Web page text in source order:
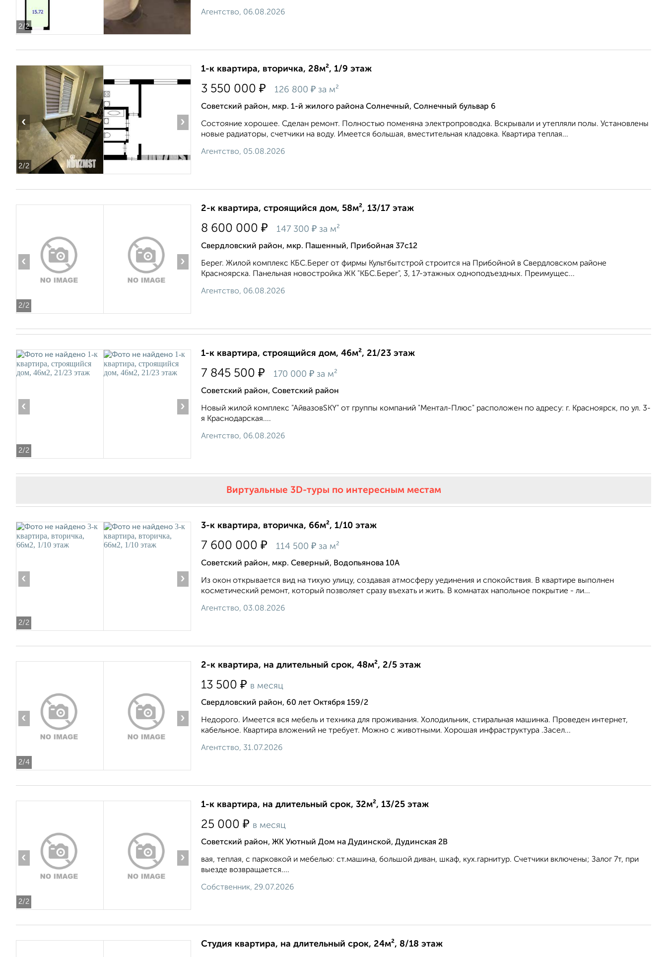
2/2
Агентство, 06.08.2026
2/2
‹ ›
1-к квартира, вторичка, 28м², 1/9 этаж
3 550 000 ₽ 126 800 ₽ за м²
Советский район, мкр. 1-й жилого района Солнечный, Солнечный бульвар 6
Состояние хорошее. Сделан ремонт. Полностью поменяна электропроводка. Вскрывали и утепляли полы. Установлены
новые радиаторы, счетчики на воду. Имеется большая, вместительная кладовка. Квартира теплая...
Агентство, 05.08.2026
2/2
‹ ›
2-к квартира, строящийся дом, 58м², 13/17 этаж
8 600 000 ₽ 147 300 ₽ за м²
Свердловский район, мкр. Пашенный, Прибойная 37с12
Берег. Жилой комплекс КБС.Берег от фирмы Культбытстрой строится на Прибойной в Свердловском районе
Красноярска. Панельная новостройка ЖК "КБС.Берег", 3, 17-этажных одноподъездных. Преимущес...
Агентство, 06.08.2026
2/2
‹ ›
1-к квартира, строящийся дом, 46м², 21/23 этаж
7 845 500 ₽ 170 000 ₽ за м²
Советский район, Советский район
Новый жилой комплекс "АйвазовSKY" от группы компаний "Ментал-Плюс" расположен по адресу: г. Красноярск, по ул. 3-
я Краснодарская....
Агентство, 06.08.2026
Виртуальные 3D-туры по интересным местам
2/2
‹ ›
3-к квартира, вторичка, 66м², 1/10 этаж
7 600 000 ₽ 114 500 ₽ за м²
Советский район, мкр. Северный, Водопьянова 10А
Из окон открывается вид на тихую улицу, создавая атмосферу уединения и спокойствия. В квартире выполнен
косметический ремонт, который позволяет сразу въехать и жить. В комнатах напольное покрытие - ли...
Агентство, 03.08.2026
2/4
‹ ›
2-к квартира, на длительный срок, 48м², 2/5 этаж
13 500 ₽ в месяц
Свердловский район, 60 лет Октября 159/2
Недорого. Имеется вся мебель и техника для проживания. Холодильник, стиральная машинка. Проведен интернет,
кабельное. Квартира вложений не требует. Можно с животными. Хорошая инфраструктура .Засел...
Агентство, 31.07.2026
2/2
‹ ›
1-к квартира, на длительный срок, 32м², 13/25 этаж
25 000 ₽ в месяц
Советский район, ЖК Уютный Дом на Дудинской, Дудинская 2В
вая, теплая, с парковкой и мебелью: ст.машина, большой диван, шкаф, кух.гарнитур. Счетчики включены; Залог 7т, при
выезде возвращается....
Собственник, 29.07.2026
Студия квартира, на длительный срок, 24м², 8/18 этаж